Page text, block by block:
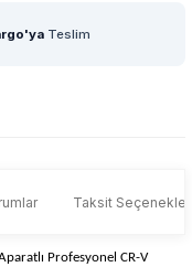
Teslim
Taksit
Profesyonel CR-V